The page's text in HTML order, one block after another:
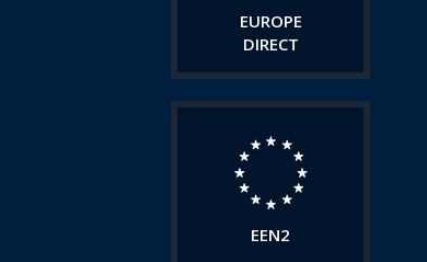
EUROPE
DIRECT
EEN2